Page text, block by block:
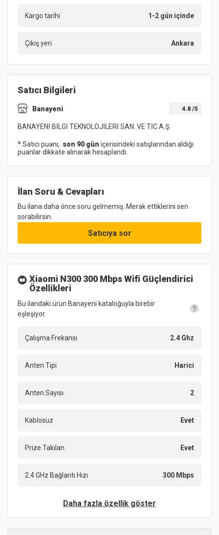
Kargo tarihi 1-2 gün içinde
Çıkış yeri Ankara
Satıcı Bilgileri
Banayeni 4.8 /5
BANAYENİ BİLGİ TEKNOLOJİLERİ SAN. VE TİC.A.Ş.
* Satıcı puanı, son 90 gün içerisindeki satışlarından aldığı
puanlar dikkate alınarak hesaplandı.
İlan Soru & Cevapları
Bu ilana daha önce soru gelmemiş. Merak ettiklerini sen
sorabilirsin.
Satıcıya sor
Xiaomi N300 300 Mbps Wifi Güçlendirici
Özellikleri
Bu ilandaki ürün Banayeni kataloğuyla birebir
eşleşiyor.
Çalışma Frekansı 2.4 Ghz
Anten Tipi Harici
Anten Sayısı 2
Kablosuz Evet
Prize Takılan Evet
2.4 GHz Bağlantı Hızı 300 Mbps
Daha fazla özellik göster